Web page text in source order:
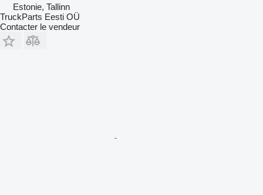
Estonie, Tallinn
TruckParts Eesti OÜ
Contacter le vendeur